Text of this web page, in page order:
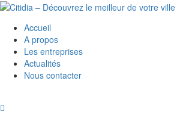
Accueil
A propos
Les entreprises
Actualités
Nous contacter